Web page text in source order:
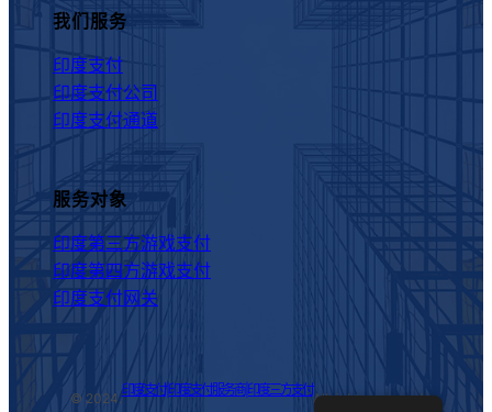
我们服务
印度支付
印度支付公司
印度支付通道
服务对象
印度第三方游戏支付
印度第四方游戏支付
印度支付网关
© 2024.
印度支付|印度支付服务商|印度三方支付
All rights reserved